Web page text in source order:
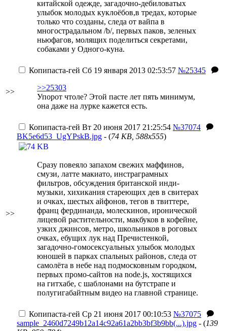
китайской одежде, загадочно-дебиловатых
улыбок молодых куклоёбов,в тредах, которые
только что созданы, следа от вайпа в
многострадальном /b/, первых паков, зеленых
ньюфагов, молящих поделиться секретами,
собаками у Одного-куна.
>>
Копипаста-гей Сб 19 января 2013 02:53:57 №25345
>>25303
Упорот чтоле? Этой пасте лет пять минимум,
она даже на лурке кажется есть.
>>
Копипаста-гей Вт 20 июня 2017 21:25:54 №37074
BK5e6d53_UgYPskB.jpg - (74 KB, 588x555)
Сразу повеяло запахом свежих маффинов,
смузи, латте макиато, инстраграмных
фильтров, обсуждения британской инди-
музыки, хихикания стареющих дев в свитерах
и очках, шестых айфонов, тегов в твиттере,
франц фердинанда, молескинов, иронической
лицевой растительности, макбуков в кофейне,
узких джинсов, метро, школьников в роговых
очках, ебущих лук над Пречистенкой,
загадочно-гомосексуальных улыбок молодых
юношей в парках спальных районов, следа от
самолёта в небе над подмосковным городком,
первых промо-сайтов на node.js, хостящихся
на гитхабе, с шаблонами на бутстрапе и
полугигабайтным видео на главной странице.
Копипаста-гей Ср 21 июня 2017 00:10:53 №37075
sample_2460d7249b12a14c92a61a2bb3bf3b9bb(...).jpg - (139